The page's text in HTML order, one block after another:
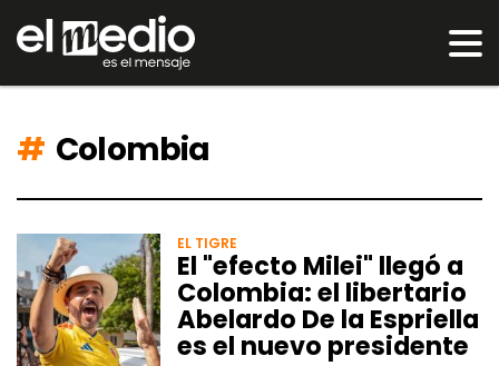
Colombia
EL TIGRE
El "efecto Milei" llegó a
Colombia: el libertario
Abelardo De la Espriella
es el nuevo presidente